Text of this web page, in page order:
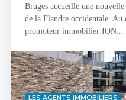
Bruges accueille une
de la Flandre occidentale. Au
promoteur immobilier ION...
LES AGENTS IMMOBILIERS